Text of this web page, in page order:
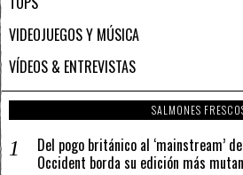
VIDEOJUEGOS Y MÚSICA
VÍDEOS & ENTREVISTAS
SALMONES
Del pogo británico al ‘mainstream’
Occident borda su edición más